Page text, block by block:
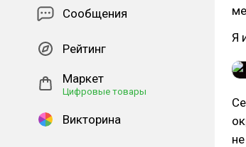
Сообщения
Рейтинг
Маркет
Цифровые товары
Викторина
Я